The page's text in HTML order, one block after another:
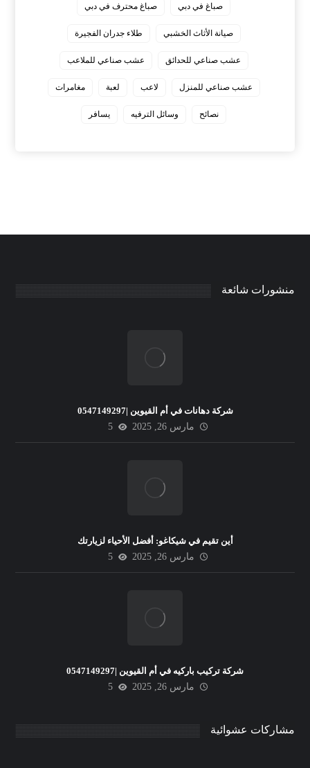
صباغ في دبي صباغ محترف في دبي
صيانة الأثاث الخشبي طلاء جدران الفجيرة
عشب صناعي للحدائق عشب صناعي للملاعب
عشب صناعي للمنزل لاعب لعبة مغامرات
نصائح وسائل الترفيه يسافر
منشورات شائعة
شركة دهانات في أم القيوين |0547149297
مارس 26, 2025
5
أين تقيم في شيكاغو: أفضل الأحياء لزيارتك
مارس 26, 2025
5
شركة تركيب باركيه في أم القيوين |0547149297
مارس 26, 2025
5
مشاركات عشوائية